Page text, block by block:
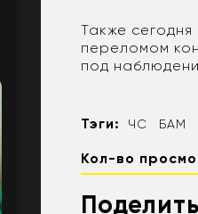
Также
переломом
под
Тэги: ЧС БАМ
Кол-во